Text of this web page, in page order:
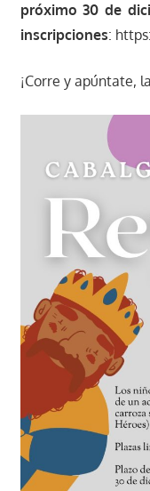
próximo 30 de
inscripciones:
¡Corre y apúntate,